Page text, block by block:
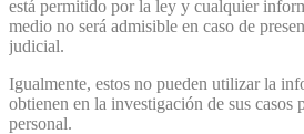
está permitido por la ley y cualquier
medio no será admisible en caso de
judicial.
Igualmente, estos no pueden utilizar la
obtienen en la investigación de sus casos
personal.